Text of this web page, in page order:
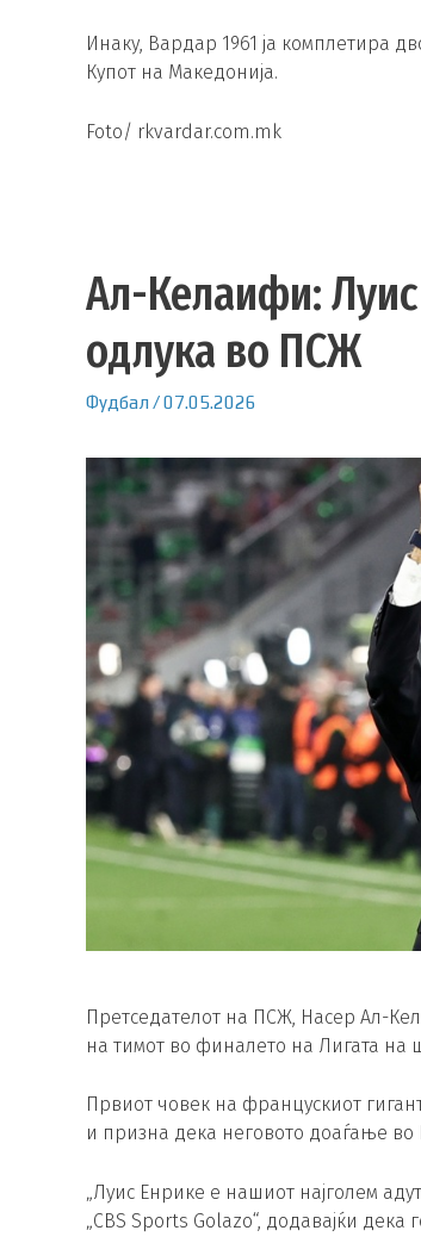
Инаку, Вардар 1961 ја комплетира
Купот на Македонија.
Foto/ rkvardar.com.mk
Ал-Келаифи: Луис
одлука во ПСЖ
Фудбал /07.05.2026
Претседателот на ПСЖ, Насер Ал-
на тимот во финалето на Лигата на
Првиот човек на францускиот
и призна дека неговото доаѓање во
„Луис Енрике е нашиот најголем
„CBS Sports Golazo“, додавајќи